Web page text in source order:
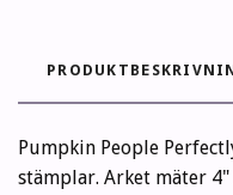
Pumpkin People
stämplar. Arket mäter